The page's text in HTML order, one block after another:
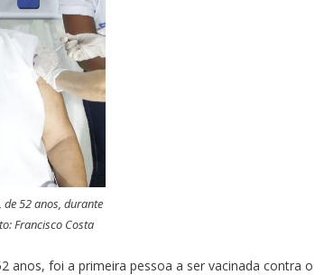
de 52 anos, durante
Francisco Costa
anos, foi a primeira pessoa a ser vacinada contra o